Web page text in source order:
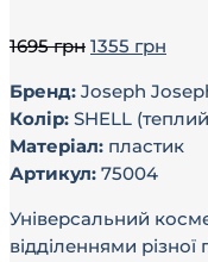
1695грн 1355 грн
Бренд: Joseph
Колір: SHELL
Матеріал: пластик
Артикул: 75004
Універсальний
відділеннями